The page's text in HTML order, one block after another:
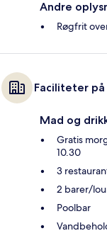
Andre
Røgfrit
Faciliteter
Mad og
Gratis
10.30
3
2 barer/
Poolbar